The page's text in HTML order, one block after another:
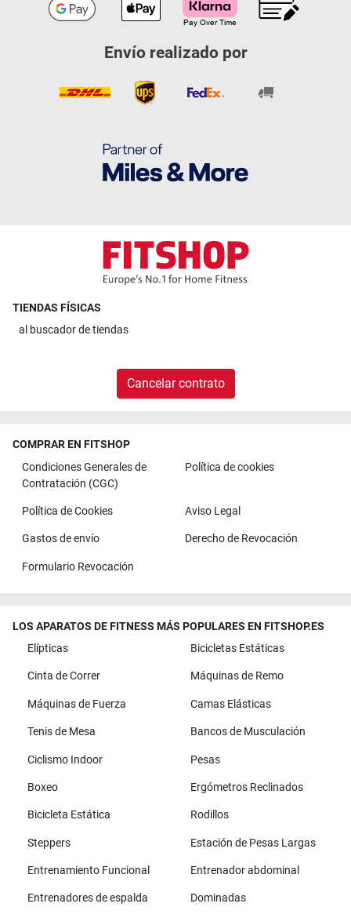
Envío realizado por
TIENDAS FÍSICAS
al buscador de tiendas
Cancelar contrato
COMPRAR EN FITSHOP
Condiciones Generales de
Contratación (CGC)
Política de cookies
Política de Cookies Aviso Legal
Gastos de envío Derecho de Revocación
Formulario Revocación
LOS APARATOS DE FITNESS MÁS POPULARES EN FITSHOP.ES
Elípticas
Bicicletas Estáticas
Cinta de Correr Máquinas de Remo
Máquinas de Fuerza Camas Elásticas
Tenis de Mesa Bancos de Musculación
Ciclismo Indoor Pesas
Boxeo Ergómetros Reclinados
Bicicleta Estática Rodillos
Steppers Estación de Pesas Largas
Entrenamiento Funcional Entrenador abdominal
Entrenadores de espalda Dominadas